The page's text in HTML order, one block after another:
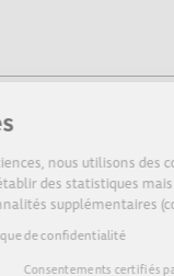
Sur Echosciences,
audience, établir des
de fonctionnalités
Lire la politique de